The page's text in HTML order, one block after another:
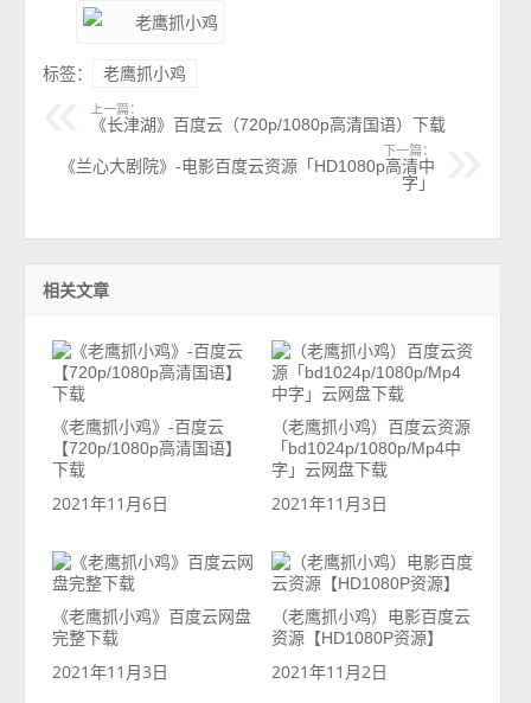
标签： 老鹰抓小鸡
上一篇：
《长津湖》百度云（720p/1080p高清国语）下载
下一篇：
《兰心大剧院》-电影百度云资源「HD1080p高清中
字」
相关文章
《老鹰抓小鸡》-百度云
【720p/1080p高清国语】
下载
2021年11月6日
（老鹰抓小鸡）百度云资源
「bd1024p/1080p/Mp4中
字」云网盘下载
2021年11月3日
《老鹰抓小鸡》百度云网盘
完整下载
2021年11月3日
（老鹰抓小鸡）电影百度云
资源【HD1080P资源】
2021年11月2日